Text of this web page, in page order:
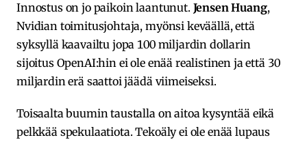
Innostus on jo paikoin laantunut. Jensen Huang,
Nvidian toimitusjohtaja, myönsi keväällä, että
syksyllä kaavailtu jopa 100 miljardin dollarin
sijoitus OpenAI:hin ei ole enää realistinen ja että 30
miljardin erä saattoi jäädä viimeiseksi.
Toisaalta buumin taustalla on aitoa kysyntää eikä
pelkkää spekulaatiota. Tekoäly ei ole enää lupaus